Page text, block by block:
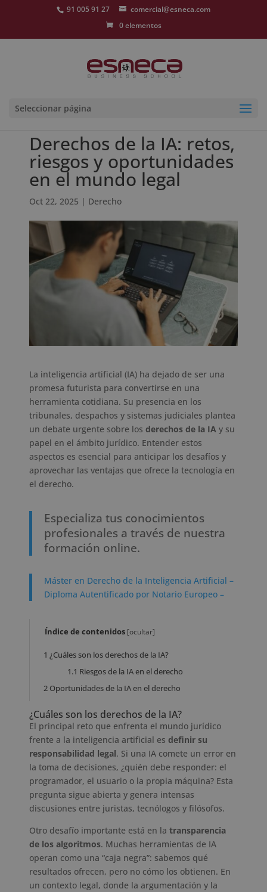
91 005 91 27
comercial@esneca.com
0 elementos
Seleccionar página
Derechos de la IA: retos,
riesgos y oportunidades
en el mundo legal
Oct 22, 2025 | Derecho
La inteligencia artificial (IA) ha dejado de ser una
promesa futurista para convertirse en una
herramienta cotidiana. Su presencia en los
tribunales, despachos y sistemas judiciales plantea
un debate urgente sobre los derechos de la IAy su
papel en el ámbito jurídico. Entender estos
aspectos es esencial para anticipar los desafíos y
aprovechar las ventajas que ofrece la tecnología en
el derecho.
Especializa tus conocimientos
profesionales a través de nuestra
formación online.
Máster en Derecho de la Inteligencia Artificial –
Diploma Autentificado por Notario Europeo –
Índice de contenidos [ocultar]
1 ¿Cuáles son los derechos de la IA?
1.1 Riesgos de la IA en el derecho
2Oportunidades de la IA en el derecho
¿Cuáles son los derechos de la IA?
El principal reto que enfrenta el mundo jurídico
frente a la inteligencia artificial es definir su
responsabilidad legal. Si una IA comete un error en
la toma de decisiones, ¿quién debe responder: el
programador, el usuario o la propia máquina? Esta
pregunta sigue abierta y genera intensas
discusiones entre juristas, tecnólogos y filósofos.
Otro desafío importante está en la transparencia
de los algoritmos. Muchas herramientas de IA
operan como una “caja negra”: sabemos qué
resultados ofrecen, pero no cómo los obtienen. En
un contexto legal, donde la argumentación y la